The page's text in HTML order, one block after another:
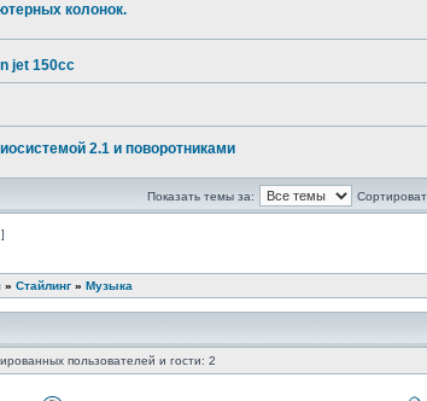
колонок.
jet 150cc
2.1 и поворотниками
Показать темы за:
» Стайлинг » Музыка
пользователей и гости: 2